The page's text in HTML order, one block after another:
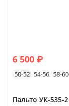
6 500 ₽
50-52 54-56 58-60